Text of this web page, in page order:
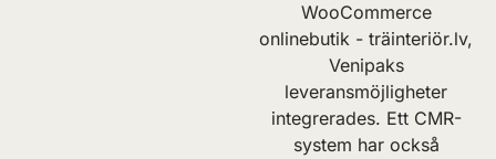
WooCommerce
onlinebutik -träinteriör.lv,
Venipaks
leveransmöjligheter
integrerades. Ett CMR-
system har också